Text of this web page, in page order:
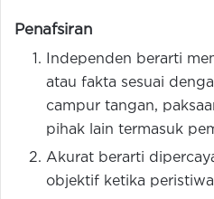
Penafsiran
Independen berarti
atau fakta sesuai
campur tangan,
pihak lain termasuk
Akurat berarti
objektif ketika